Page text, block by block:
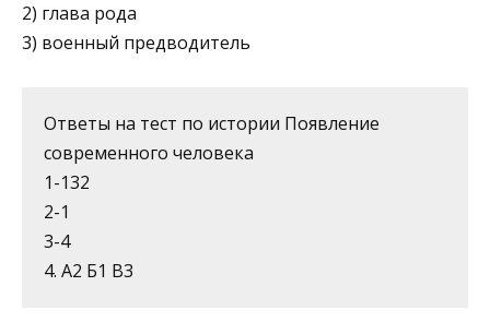
2) глава рода
3) военный предводитель
Ответы на тест по истории Появление
современного человека
1-132
2-1
3-4
4. А2 Б1 В3